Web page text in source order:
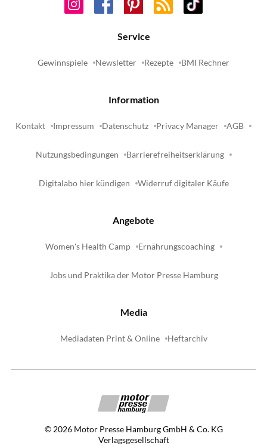
Service
Gewinnspiele Newsletter Rezepte BMI Rechner
Information
Kontakt Impressum Datenschutz Privacy Manager AGB
Nutzungsbedingungen Barrierefreiheitserklärung
Digitalabo hier kündigen Widerruf digitaler Käufe
Angebote
Women's Health Camp Ernährungscoaching
Jobs und Praktika der Motor Presse Hamburg
Media
Mediadaten Print & Online Heftarchiv
© 2026 Motor Presse Hamburg GmbH & Co. KG
Verlagsgesellschaft